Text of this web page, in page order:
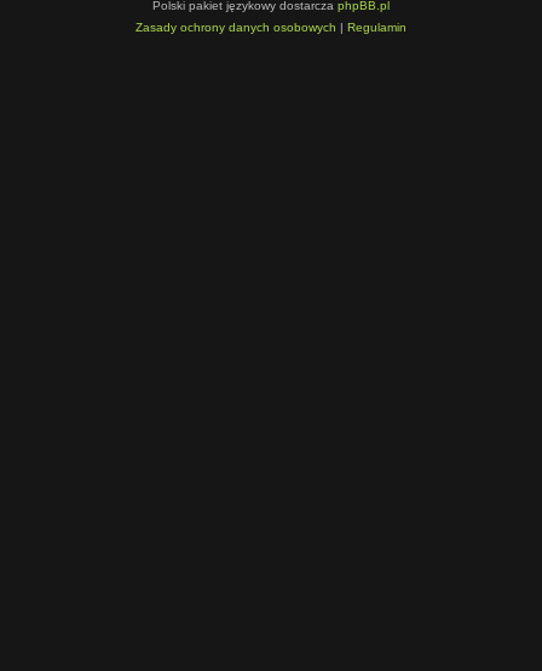
Polski pakiet językowy dostarcza phpBB.pl
Zasady ochrony danych osobowych | Regulamin